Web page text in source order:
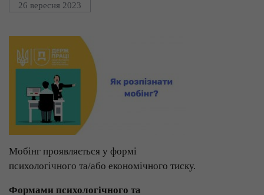
26 вересня 2023
Мобінг проявляється у формі
психологічного та/або економічного тиску.
Формами психологічного та